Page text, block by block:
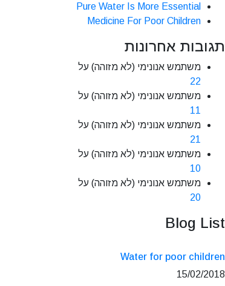
Pure Water Is More Essential
Medicine For Poor Children
תגובות אחרונות
משתמש אנונימי (לא מזוהה) על
22
משתמש אנונימי (לא מזוהה) על
11
משתמש אנונימי (לא מזוהה) על
21
משתמש אנונימי (לא מזוהה) על
10
משתמש אנונימי (לא מזוהה) על
20
Blog List
Water for poor children
15/02/2018